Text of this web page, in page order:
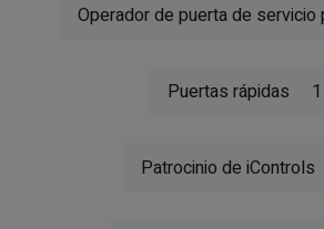
Operador de puerta de servicio
Puertas rápidas 1
Patrocinio de iControls